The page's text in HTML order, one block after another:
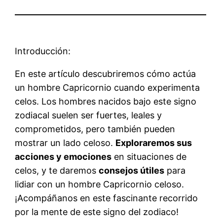
Introducción:
En este artículo descubriremos cómo actúa
un hombre Capricornio cuando experimenta
celos. Los hombres nacidos bajo este signo
zodiacal suelen ser fuertes, leales y
comprometidos, pero también pueden
mostrar un lado celoso. Exploraremos sus
acciones y emociones en situaciones de
celos, y te daremosconsejos útiles para
lidiar con un hombre Capricornio celoso.
¡Acompáñanos en este fascinante recorrido
por la mente de este signo del zodiaco!